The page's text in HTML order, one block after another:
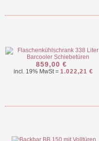
859,00 €
incl. 19% MwSt = 1.022,21 €